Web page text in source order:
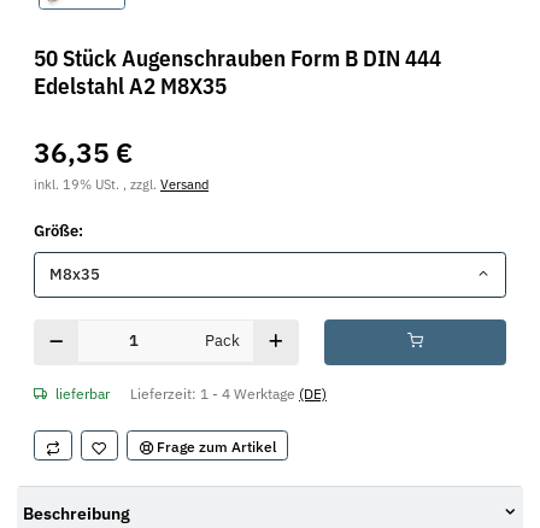
50 Stück Augenschrauben Form B DIN 444
Edelstahl A2 M8X35
36,35 €
inkl. 19% USt. , zzgl. Versand
Größe:
M8x35
Pack
lieferbar Lieferzeit: 1 - 4 Werktage (DE)
Frage zum Artikel
Beschreibung